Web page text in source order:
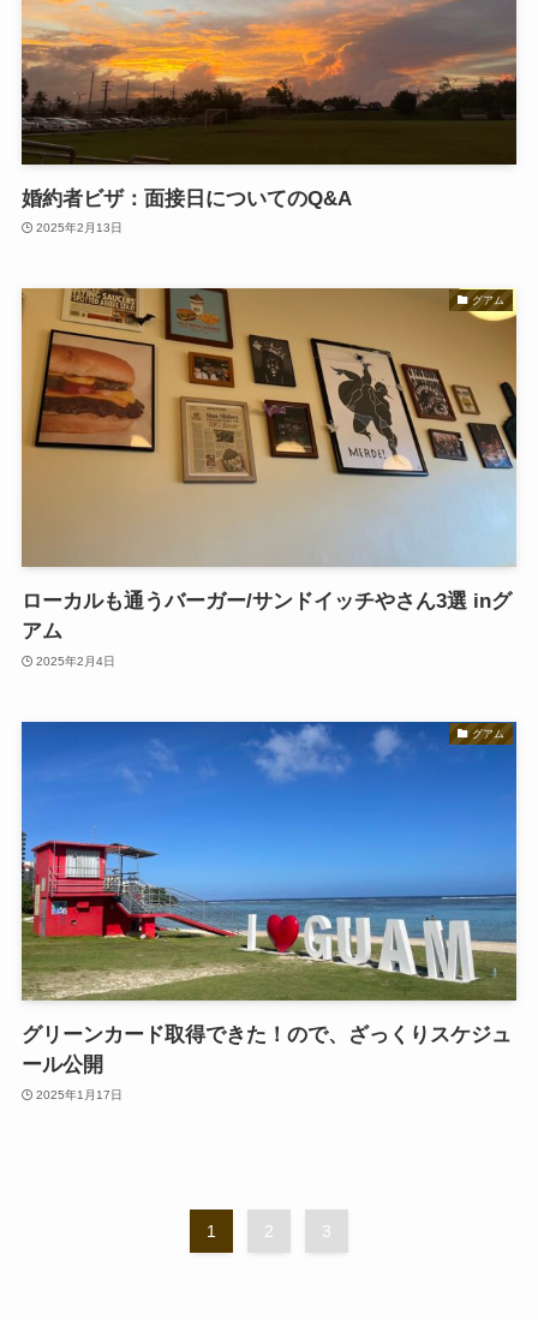
婚約者ビザ：面接日についてのQ&A
2025年2月13日
グアム
ローカルも通うバーガー/サンドイッチやさん3選 inグ
アム
2025年2月4日
グアム
グリーンカード取得できた！ので、ざっくりスケジュ
ール公開
2025年1月17日
1 2 3